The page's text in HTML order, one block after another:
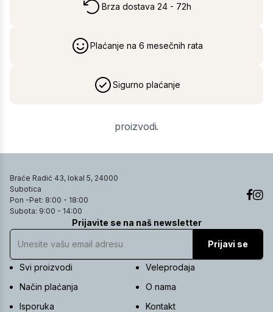
Brza dostava 24 - 72h
Plaćanje na 6 mesečnih rata
Sigurno plaćanje
proizvodi.
Braće Radić 43, lokal 5, 24000
Subotica
Pon -Pet: 8:00 - 18:00
Subota: 9:00 - 14:00
Prijavite se na naš newsletter
Prijavi se
Svi proizvodi
Veleprodaja
Način plaćanja
O nama
Isporuka
Kontakt